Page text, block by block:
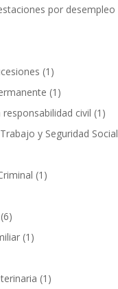
por desempleo
(1)
(1)
civil (1)
y Seguridad Social
(1)
(6)
(1)
(1)